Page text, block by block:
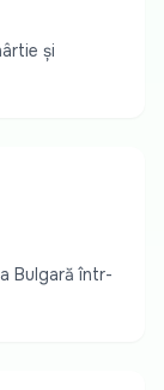
și
Bulgară într-